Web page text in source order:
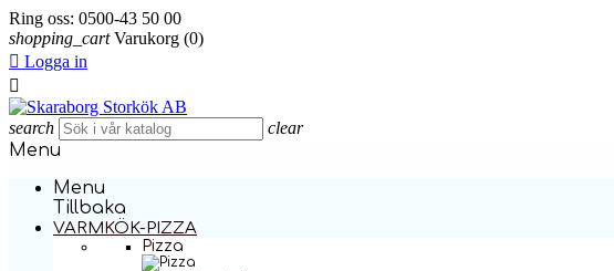
Ring oss: 0500-43 50 00
shopping_cart Varukorg (0)
 Logga in

search clear
Menu
Menu
Tillbaka
VARMKÖK-PIZZA
Pizza